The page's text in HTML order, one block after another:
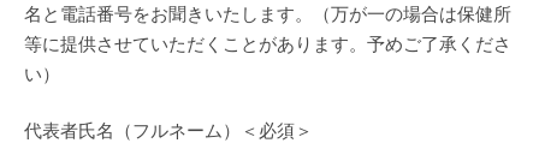
名と電話番号をお聞きいたします。（万が一の場合は保健所
等に提供させていただくことがあります。予めご了承くださ
い）
代表者氏名（フルネーム）＜必須＞